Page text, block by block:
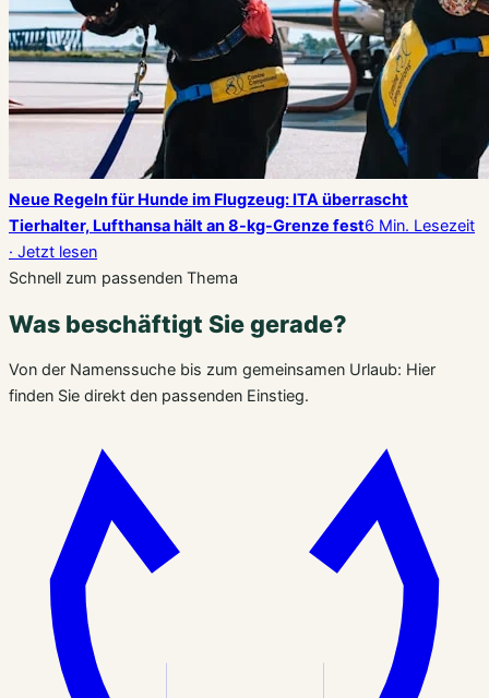
Neue Regeln für Hunde im Flugzeug: ITA überrascht
Tierhalter, Lufthansa hält an 8-kg-Grenze fest6 Min. Lesezeit
· Jetzt lesen
Schnell zum passenden Thema
Was beschäftigt Sie gerade?
Von der Namenssuche bis zum gemeinsamen Urlaub: Hier
finden Sie direkt den passenden Einstieg.